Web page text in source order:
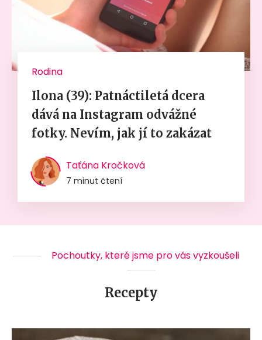
Rodina
Ilona (39): Patnáctiletá dcera
dává na Instagram odvážné
fotky. Nevím, jak jí to zakázat
Taťána Kročková
7 minut čtení
Pochoutky, které jsme pro vás vyzkoušeli
Recepty